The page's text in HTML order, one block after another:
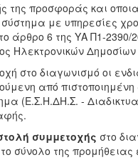
της προσφοράς και
με υπηρεσίες
άρθρο 6 της ΥΑ Π1-2390/
Ηλεκτρονικών
στο διαγωνισμό οι
από
(Ε.Σ.Η.ΔΗ.Σ. -
συμμετοχής στο
σύνολο της προμήθειας